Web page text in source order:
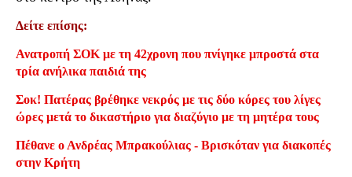
Δείτε επίσης:
Ανατροπή ΣΟΚ με τη 42χρονη που πνίγηκε μπροστά στα
τρία ανήλικα παιδιά της
Σοκ! Πατέρας βρέθηκε νεκρός με τις δύο κόρες του λίγες
ώρες μετά το δικαστήριο για διαζύγιο με τη μητέρα τους
Πέθανε ο Ανδρέας Μπρακούλιας - Βρισκόταν για διακοπές
στην Κρήτη